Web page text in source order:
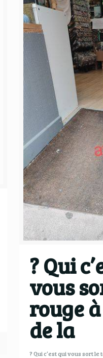
? Qui
vous
rouge
de la
? Qui c’est qui vous sort